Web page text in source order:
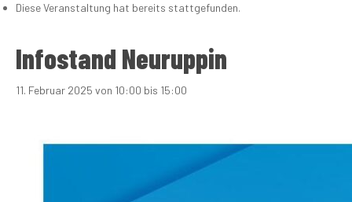
Diese Veranstaltung hat bereits stattgefunden.
Infostand Neuruppin
11. Februar 2025 von 10:00 bis 15:00